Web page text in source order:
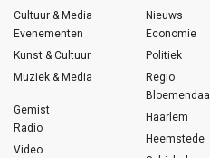
Cultuur & Media
Evenementen
Kunst & Cultuur
Muziek & Media
Gemist
Radio
Video
Nieuws
Economie
Politiek
Regio
Bloemendaal
Haarlem
Heemstede